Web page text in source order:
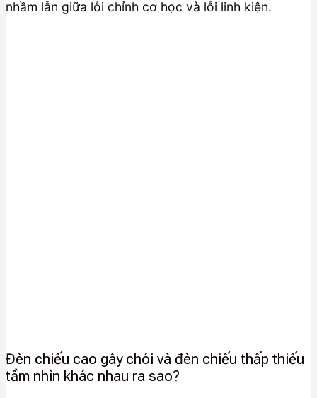
nhầm lẫn giữa lỗi chỉnh cơ học và lỗi linh kiện.
Đèn chiếu cao gây chói và đèn chiếu thấp thiếu
tầm nhìn khác nhau ra sao?